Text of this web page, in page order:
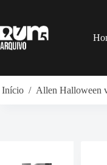
o
conteúdo
Início / Allen Halloween